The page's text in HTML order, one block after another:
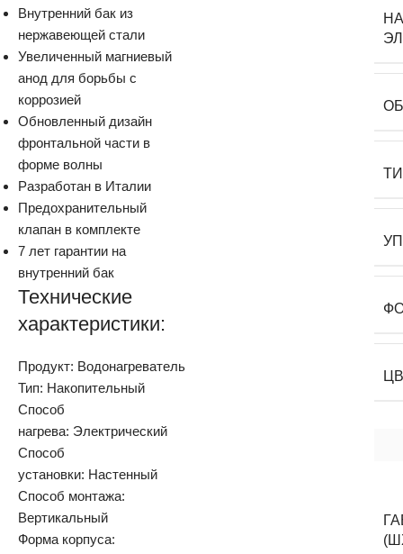
Внутренний бак из
нержавеющей стали
Увеличенный магниевый
анод для борьбы с
коррозией
Обновленный дизайн
фронтальной части в
форме волны
Разработан в Италии
Предохранительный
клапан в комплекте
7 лет гарантии на
внутренний бак
Технические
характеристики:
Продукт: Водонагреватель
Тип: Накопительный
Способ
нагрева: Электрический
Способ
установки: Настенный
Способ монтажа:
Вертикальный
Форма корпуса: